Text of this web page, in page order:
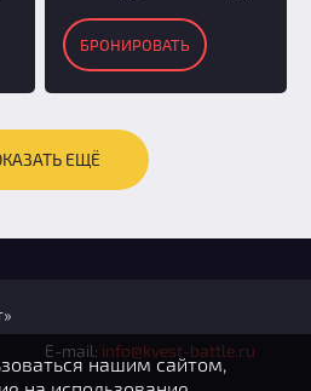
БРОНИРОВАТЬ
ЕЩЁ
E-mail: info@kvest-battle.ru
нашим сайтом,